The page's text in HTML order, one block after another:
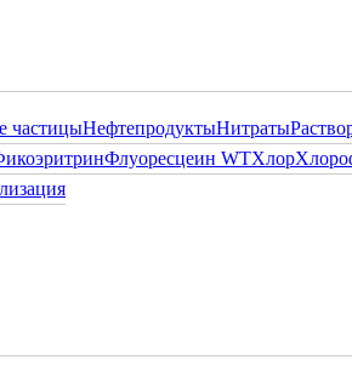
частицыНефтепродуктыНитраты
Флуоресцеин WTХлор